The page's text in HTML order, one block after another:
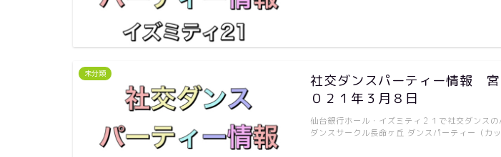
未分類
社交ダンスパーティー情報
０２１年３月８日
仙台銀行ホール・イズミティ２１で社交ダンス
ダンスサークル長命ヶ丘 ダンスパーティー（カ